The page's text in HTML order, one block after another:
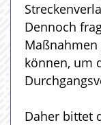
Dennoch
können, um
Daher bittet